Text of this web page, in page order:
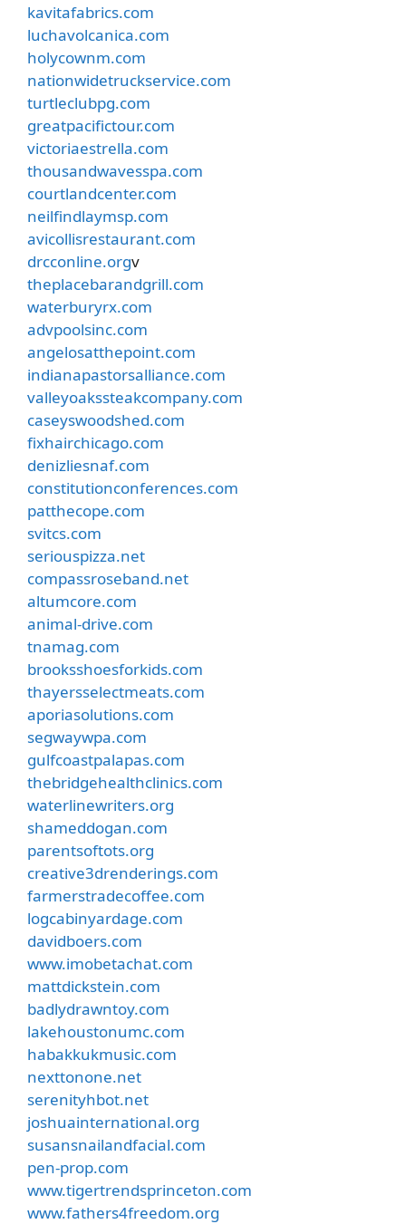
kavitafabrics.com
luchavolcanica.com
holycownm.com
nationwidetruckservice.com
turtleclubpg.com
greatpacifictour.com
victoriaestrella.com
thousandwavesspa.com
courtlandcenter.com
neilfindlaymsp.com
avicollisrestaurant.com
drcconline.orgv
theplacebarandgrill.com
waterburyrx.com
advpoolsinc.com
angelosatthepoint.com
indianapastorsalliance.com
valleyoakssteakcompany.com
caseyswoodshed.com
fixhairchicago.com
denizliesnaf.com
constitutionconferences.com
patthecope.com
svitcs.com
seriouspizza.net
compassroseband.net
altumcore.com
animal-drive.com
tnamag.com
brooksshoesforkids.com
thayersselectmeats.com
aporiasolutions.com
segwaywpa.com
gulfcoastpalapas.com
thebridgehealthclinics.com
waterlinewriters.org
shameddogan.com
parentsoftots.org
creative3drenderings.com
farmerstradecoffee.com
logcabinyardage.com
davidboers.com
www.imobetachat.com
mattdickstein.com
badlydrawntoy.com
lakehoustonumc.com
habakkukmusic.com
nexttonone.net
serenityhbot.net
joshuainternational.org
susansnailandfacial.com
pen-prop.com
www.tigertrendsprinceton.com
www.fathers4freedom.org